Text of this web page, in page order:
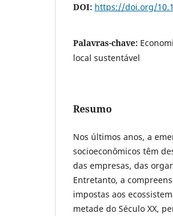
DOI: https://doi.org/
Palavras-chave:
local sustentável
Resumo
Nos últimos anos, a
socioeconômicos têm
das empresas, das
Entretanto, a
impostas aos
metade do Século XX,